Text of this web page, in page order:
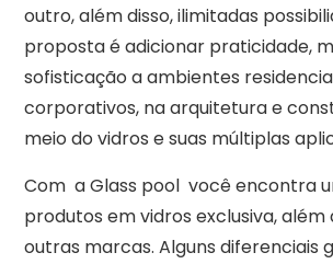
outro, além disso, ilimitadas
proposta é adicionar praticidade,
sofisticação a ambientes
corporativos, na arquitetura e
meio do vidros e suas múltiplas
Com a Glass pool você encontra
produtos em vidros exclusiva, além
outras marcas. Alguns diferenciais